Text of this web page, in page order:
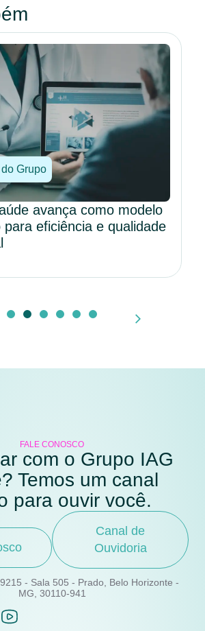
Grupo
avança como modelo
para eficiência e qualidade
FALE CONOSCO
com o Grupo IAG
Temos um canal
para ouvir você.
Canal de
Ouvidoria
- Sala 505 - Prado, Belo Horizonte -
MG, 30110-941